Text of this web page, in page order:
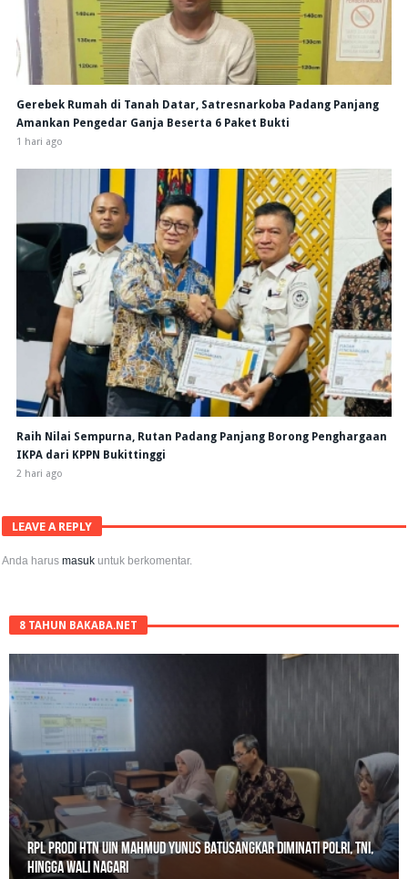
Gerebek Rumah di Tanah Datar, Satresnarkoba Padang Panjang
Amankan Pengedar Ganja Beserta 6 Paket Bukti
1 hari ago
Raih Nilai Sempurna, Rutan Padang Panjang Borong Penghargaan
IKPA dari KPPN Bukittinggi
2 hari ago
LEAVE A REPLY
Anda harusmasuk untuk berkomentar.
8 TAHUN BAKABA.NET
RPL Prodi HTN UIN Mahmud Yunus Batusangkar Diminati Polri, TNI,
hingga Wali Nagari